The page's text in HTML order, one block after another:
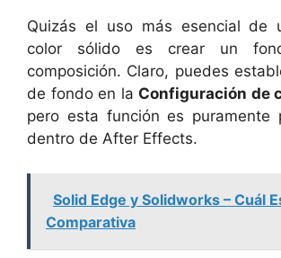
Quizás el uso más esencial de
color sólido es crear un
composición. Claro, puedes
de fondo en la Configuración de
pero esta función es puramente
dentro de After Effects.
Solid Edge y Solidworks – Cuál
Comparativa